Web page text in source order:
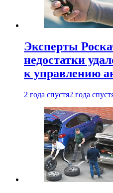
Эксперты
недостатки
к управлению
2 года спустя2 года